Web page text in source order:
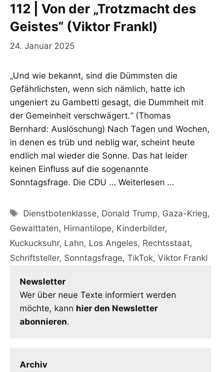
112 | Von der „Trotzmacht des
Geistes“ (Viktor Frankl)
24. Januar 2025
„Und wie bekannt, sind die Dümmsten die
Gefährlichsten, wenn sich nämlich, hatte ich
ungeniert zu Gambetti gesagt, die Dummheit mit
der Gemeinheit verschwägert.“ (Thomas
Bernhard: Auslöschung) Nach Tagen und Wochen,
in denen es trüb und neblig war, scheint heute
endlich mal wieder die Sonne. Das hat leider
keinen Einfluss auf die sogenannte
Sonntagsfrage. Die CDU … Weiterlesen …
Schlagwörter
Dienstbotenklasse, Donald Trump, Gaza-Krieg,
Gewalttaten, Hirnantilope, Kinderbilder,
Kuckucksuhr, Lahn, Los Angeles, Rechtsstaat,
Schriftsteller, Sonntagsfrage, TikTok, Viktor Frankl
Newsletter
Wer über neue Texte informiert werden
möchte, kann hier den Newsletter
abonnieren.
Archiv